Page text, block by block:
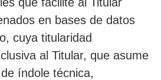
en bases de datos
cuya titularidad
al Titular, que asume
índole técnica,